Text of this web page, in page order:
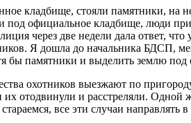
кладбище, стояли памятники,
под официальное кладбище, люди
через две недели дала ответ,
Я дошла до начальника БДСП,
бы памятники и выделить землю
охотников выезжают по
отодвинули и расстреляли. Одной
все эти случаи